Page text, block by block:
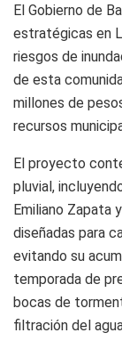
El Gobierno de
estratégicas en
riesgos de
de esta
millones de
recursos
El proyecto
pluvial,
Emiliano Zapata
diseñadas para
evitando su
temporada de
bocas de
filtración del